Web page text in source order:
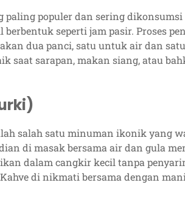
paling populer dan sering
seperti jam pasir. Proses
dua panci, satu untuk air dan
saat sarapan, makan siang, atau
salah satu minuman ikonik yang
di masak bersama air dan gula
dalam cangkir kecil tanpa
di nikmati bersama dengan